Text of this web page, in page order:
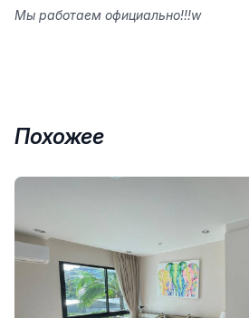
‍️Мы работаем официально!!!w
Похожее